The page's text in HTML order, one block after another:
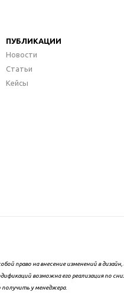
ПУБЛИКАЦИИ
Новости
Статьи
Кейсы
право на внесение изменений в
возможна его реализация по
у менеджера.